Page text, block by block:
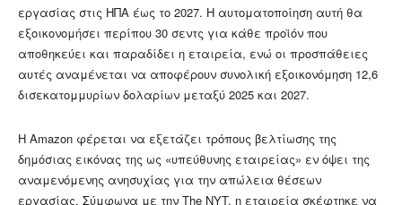
εργασίας στις ΗΠΑ έως το 2027. Η αυτοματοποίηση αυτή θα
εξοικονομήσει περίπου 30 σεντς για κάθε προϊόν που
αποθηκεύει και παραδίδει η εταιρεία, ενώ οι προσπάθειες
αυτές αναμένεται να αποφέρουν συνολική εξοικονόμηση 12,6
δισεκατομμυρίων δολαρίων μεταξύ 2025 και 2027.
Η Amazon φέρεται να εξετάζει τρόπους βελτίωσης της
δημόσιας εικόνας της ως «υπεύθυνης εταιρείας» εν όψει της
αναμενόμενης ανησυχίας για την απώλεια θέσεων
εργασίας. Σύμφωνα με την The NYT, η εταιρεία σκέφτηκε να